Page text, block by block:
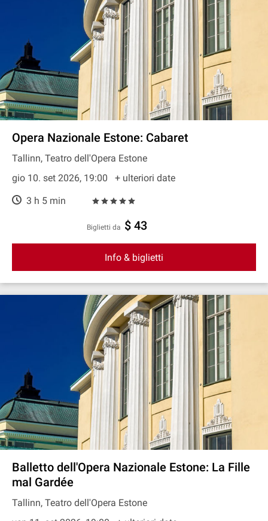
Opera Nazionale Estone: Cabaret
Tallinn, Teatro dell'Opera Estone
gio 10. set 2026, 19:00
+ ulteriori date
3 h 5 min
Biglietti da $ 43
Info & biglietti
Balletto dell'Opera Nazionale Estone: La Fille
mal Gardée
Tallinn, Teatro dell'Opera Estone